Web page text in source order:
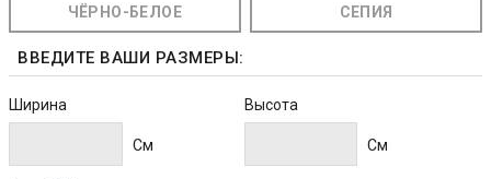
ЧЁРНО-БЕЛОЕ СЕПИЯ
ВВЕДИТЕ ВАШИ РАЗМЕРЫ:
Ширина
Cм
Высота
Cм